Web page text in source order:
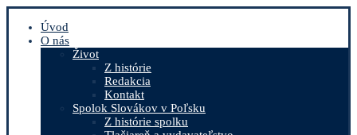
Úvod
O nás
Život
Z histórie
Redakcia
Kontakt
Spolok Slovákov v Poľsku
Z histórie spolku